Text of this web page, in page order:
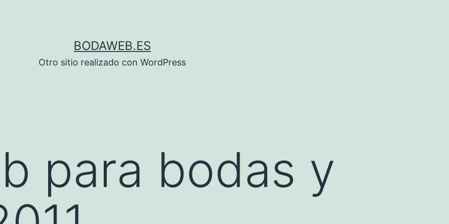
BODAWEB.ES
Otro sitio realizado con WordPress
para bodas y